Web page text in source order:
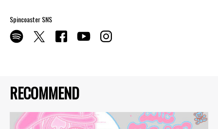
RECOMMEND
Spincoaster SNS